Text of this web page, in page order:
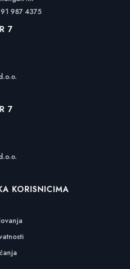
987 4375
7
7
KORISNICIMA